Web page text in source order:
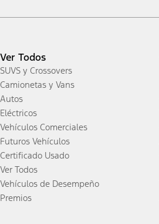
Ver Todos
SUVS y Crossovers
Camionetas y Vans
Autos
Eléctricos
Vehículos Comerciales
Futuros Vehículos
Certificado Usado
Ver Todos
Vehículos de Desempeño
Premios